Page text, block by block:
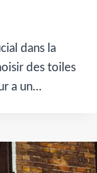
dans la
des toiles
a un…